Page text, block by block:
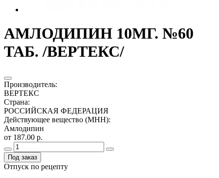
АМЛОДИПИН 10МГ. №60
ТАБ. /ВЕРТЕКС/
Производитель:
ВЕРТЕКС
Страна:
РОССИЙСКАЯ ФЕДЕРАЦИЯ
Действующее вещество (МНН):
Амлодипин
от 187.00 р.
Под заказ
Отпуск по рецепту